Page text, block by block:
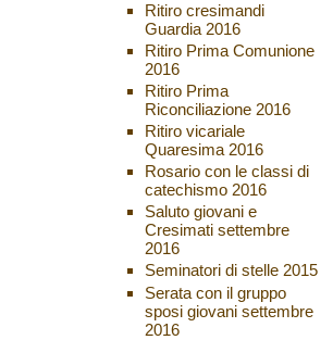
Ritiro cresimandi
Guardia 2016
Ritiro Prima Comunione
2016
Ritiro Prima
Riconciliazione 2016
Ritiro vicariale
Quaresima 2016
Rosario con le classi di
catechismo 2016
Saluto giovani e
Cresimati settembre
2016
Seminatori di stelle 2015
Serata con il gruppo
sposi giovani settembre
2016